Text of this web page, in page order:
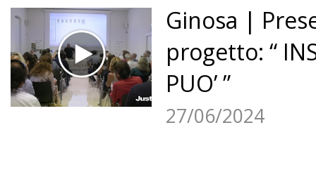
Ginosa |
progetto: “
PUO’ ”
27/06/2024